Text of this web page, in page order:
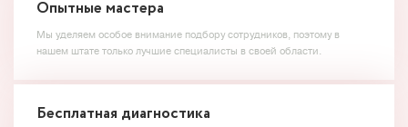
Опытные мастера
Мы уделяем особое внимание подбору сотрудников, поэтому в
нашем штате только лучшие специалисты в своей области.
Бесплатная диагностика